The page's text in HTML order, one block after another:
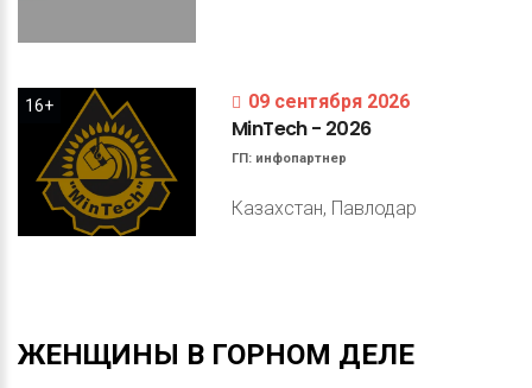
16+ 09 сентября 2026
MinTech- 2026
ГП: инфопартнер
Казахстан, Павлодар
ЖЕНЩИНЫ В ГОРНОМ ДЕЛЕ